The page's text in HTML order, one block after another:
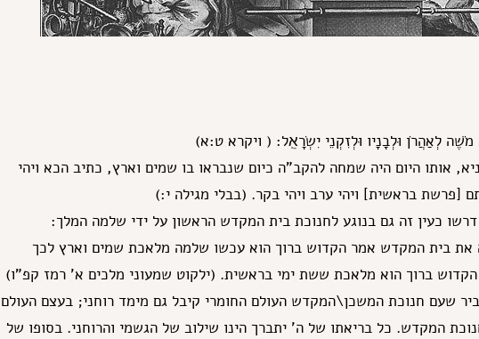
מֹשֶׁה לְאַהֲרֹן וּלְבָנָיו וּלְזִקְנֵי יִשְׂרָאֵֽל: ( ויקרא ט:א)
אותו היום היה שמחה להקב"ה כיום שנבראו בו שמים וארץ, כתיב הכא ויהי
[פרשת בראשית] ויהי ערב ויהי בקר. (בבלי מגילה י:)
כעין זה גם בנוגע לחנוכת בית המקדש הראשון על ידי שלמה המלך:
את בית המקדש אמר הקדוש ברוך הוא עכשו שלמה מלאכת שמים וארץ לכך
ברוך הוא מלאכת ששת ימי בראשית. (ילקוט שמעוני מלכים א' רמז קפ"ו)
שעם חנוכת המשכן\המקדש העולם החומרי קיבל גם מימד רוחני; בעצם העולם
המקדש. כל בריאתו של ה' יתברך הינו שילוב של הגשמי והרוחני. בסופו של